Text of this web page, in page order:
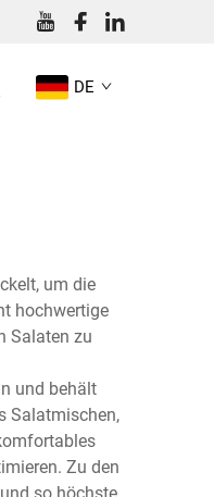
DE
um die
hochwertige
Salaten zu
und behält
Salatmischen,
Zu den